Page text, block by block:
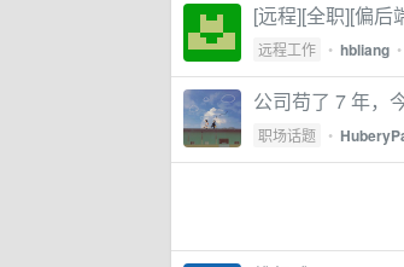
[远程][全职][偏后
远程工作 • hbliang •
公司苟了 7 年，
职场话题 •